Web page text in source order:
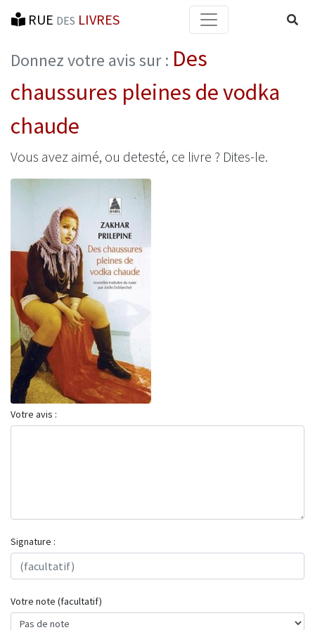
RUE DES LIVRES
Donnez votre avis sur : Des
chaussures pleines de vodka
chaude
Vous avez aimé, ou detesté, ce livre ? Dites-le.
Votre avis :
Signature :
Votre note (facultatif)